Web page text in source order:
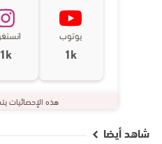
يوتوب
1k
1k
هذه الإحصائيات
شاهد أيضا